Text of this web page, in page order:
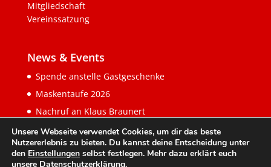
Mitgliedschaft
Vereinssatzung
News & Events
Spende anstelle Gastgeschenke
Maskentaufe 2026
Nachruf an Klaus Braunert
Unsere Webseite verwendet Cookies, um dir das beste
Nutzererlebnis zu bieten. Du kannst deine Entscheidung unter
den Einstellungen selbst festlegen. Mehr dazu erklärt euch
unsere Datenschutzerklärung.